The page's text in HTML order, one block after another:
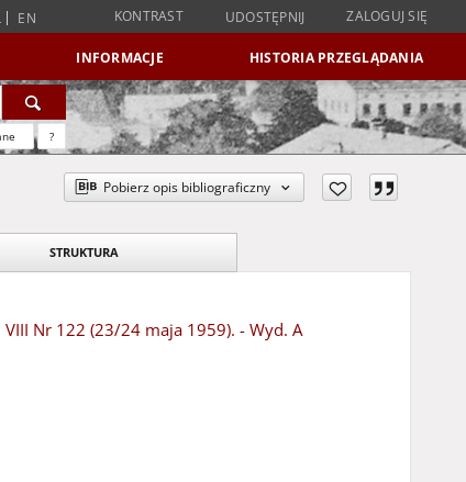
EN KONTRAST UDOSTĘPNIJ ZALOGUJ SIĘ
INFORMACJE HISTORIA PRZEGLĄDANIA
?
Pobierz opis bibliograficzny
STRUKTURA
Nr 122 (23/24 maja 1959). - Wyd. A